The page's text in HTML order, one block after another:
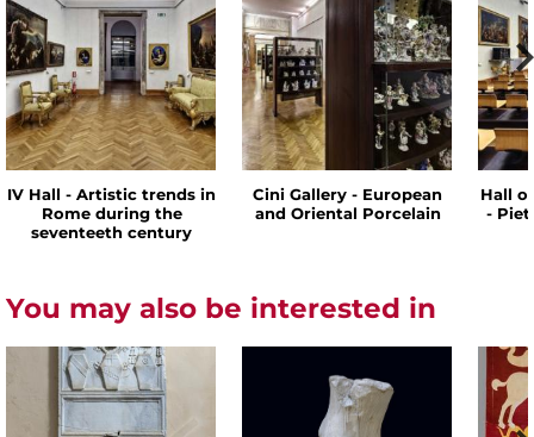
IV Hall - Artistic trends in
Rome during the
seventeeth century
Cini Gallery - European
and Oriental Porcelain
Hall
-
You may also be interested in